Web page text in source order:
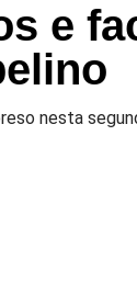
e
nesta